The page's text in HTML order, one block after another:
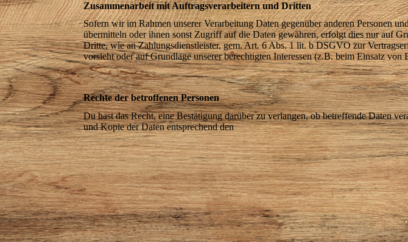
Zusammenarbeit mit Auftragsverarbeitern und Dritten
Sofern wir im Rahmen unserer Verarbeitung Daten gegenüber anderen Personen
übermitteln oder ihnen sonst Zugriff auf die Daten gewähren, erfolgt dies nur auf
Dritte, wie an Zahlungsdienstleister, gem. Art. 6 Abs. 1 lit. b DSGVO zur
vorsieht oder auf Grundlage unserer berechtigten Interessen (z.B. beim Einsatz von
Rechte der betroffenen Personen
Du hast das Recht, eine Bestätigung darüber zu verlangen, ob betreffende Daten
und Kopie der Daten entsprechend den